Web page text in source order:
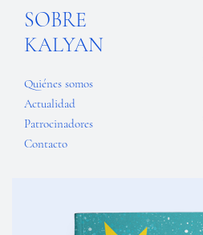
SOBRE
KALYAN
Quiénes somos
Actualidad
Patrocinadores
Contacto